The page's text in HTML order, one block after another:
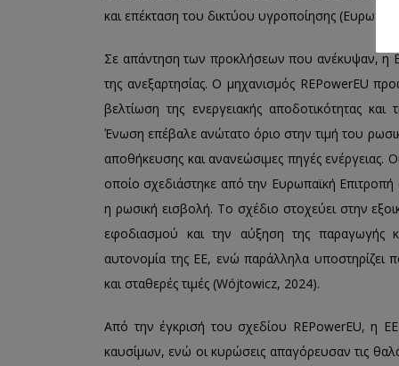
και επέκταση του δικτύου υγροποίησης
Σε απάντηση των προκλήσεων που ανέκυψαν, η
της ανεξαρτησίας. Ο μηχανισμός REPowerEU
βελτίωση της ενεργειακής αποδοτικότητας
Ένωση επέβαλε ανώτατο όριο στην τιμή του
αποθήκευσης και ανανεώσιμες πηγές
οποίο σχεδιάστηκε από την Ευρωπαϊκή
η ρωσική εισβολή. Το σχέδιο στοχεύει στην
εφοδιασμού και την αύξηση της παραγωγής
αυτονομία της ΕΕ, ενώ παράλληλα υποστηρίζει
και σταθερές τιμές (Wójtowicz, 2024).
Από την έγκρισή του σχεδίου REPowerEU, η
καυσίμων, ενώ οι κυρώσεις απαγόρευσαν τις